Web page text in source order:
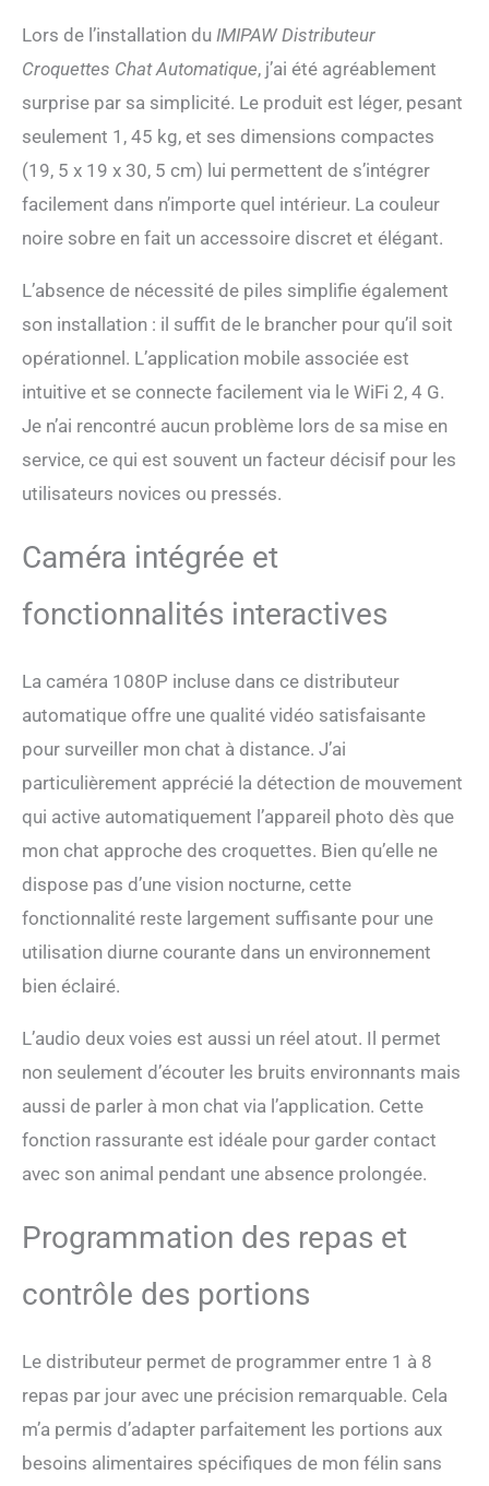
d'alimentation normales,
peut être partagé avec les
membres de la famille pour
les surveiller ensemble 🐈
SURVEILLANCE À
DISTANCE AUDIO DEUX
VOIES: Le distributeur
automatique de nourriture
caméra HD haute résolution
vue de 110° avec
microphone et haut-parleur
intégrés. Vous pouvez
observer l'état des repas de
votre animal et surveiller
son comportement
alimentaire dans
l'application à tout moment,
par la voix et utiliser les
vidéo et de prise de photos
pour enregistrer et
LA SANTÉ DE VOTRE
pour aider à développer de
comportementales, régime
alimentaire sain
personnalisé pour eux
grâce au distributeur
automatique de nourriture
pour chats, 1 à 8 repas par
jour, jusqu'à 20 portions par
repas (1portion＝6-8g) 🐈
RAPPEL DE REPAS
CHAUDS: Le distributeur
automatique de croquettes
pendant 10 secondes, qui
sera automatiquement
pour rappeler à votre
animal de manger, afin qu'il
compagnie et renforcer le
animal pendant qu'il mange
🐈 CONFIGURATION À
La mangeoire pour chats
charge l'adaptateur
électrique 5V/1A et 3 piles
Pour des performances
optimales, nous vous
Lors de l’installation du IMIPAW Distributeur
Croquettes Chat Automatique, j’ai été agréablement
surprise par sa simplicité. Le produit est léger, pesant
seulement 1, 45 kg, et ses dimensions compactes
(19, 5 x 19 x 30, 5 cm) lui permettent de s’intégrer
facilement dans n’importe quel intérieur. La couleur
noire sobre en fait un accessoire discret et élégant.
L’absence de nécessité de piles simplifie également
son installation : il suffit de le brancher pour qu’il soit
opérationnel. L’application mobile associée est
intuitive et se connecte facilement via le WiFi 2, 4 G.
Je n’ai rencontré aucun problème lors de sa mise en
service, ce qui est souvent un facteur décisif pour les
utilisateurs novices ou pressés.
Caméra intégrée et
fonctionnalités interactives
La caméra 1080P incluse dans ce distributeur
automatique offre une qualité vidéo satisfaisante
pour surveiller mon chat à distance. J’ai
particulièrement apprécié la détection de mouvement
qui active automatiquement l’appareil photo dès que
mon chat approche des croquettes. Bien qu’elle ne
dispose pas d’une vision nocturne, cette
fonctionnalité reste largement suffisante pour une
utilisation diurne courante dans un environnement
bien éclairé.
L’audio deux voies est aussi un réel atout. Il permet
non seulement d’écouter les bruits environnants mais
aussi de parler à mon chat via l’application. Cette
fonction rassurante est idéale pour garder contact
avec son animal pendant une absence prolongée.
Programmation des repas et
contrôle des portions
Le distributeur permet de programmer entre 1 à 8
repas par jour avec une précision remarquable. Cela
m’a permis d’adapter parfaitement les portions aux
besoins alimentaires spécifiques de mon félin sans